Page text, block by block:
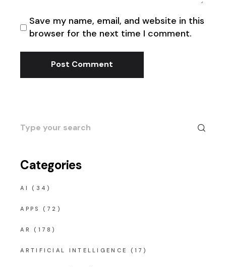
Save my name, email, and website in this
browser for the next time I comment.
Post Comment
Search
for:
Categories
AI (34)
APPS (72)
AR (178)
ARTIFICIAL INTELLIGENCE (17)